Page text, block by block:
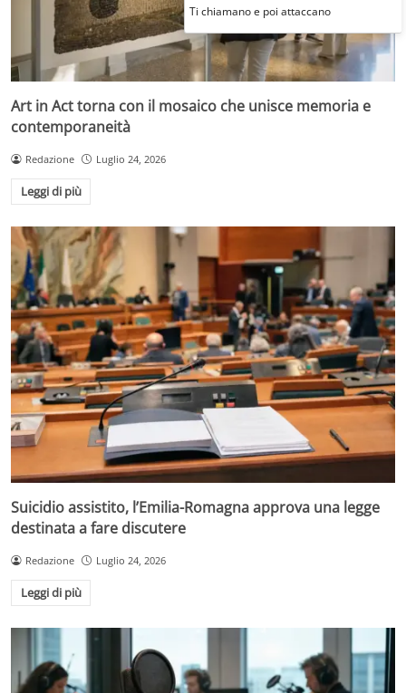
Art in Act torna con il mosaico che unisce memoria e
contemporaneità
Redazione Luglio 24, 2026
Leggi di più
Suicidio assistito, l’Emilia-Romagna approva una legge
destinata a fare discutere
Redazione Luglio 24, 2026
Leggi di più
Ti chiamano e poi attaccano